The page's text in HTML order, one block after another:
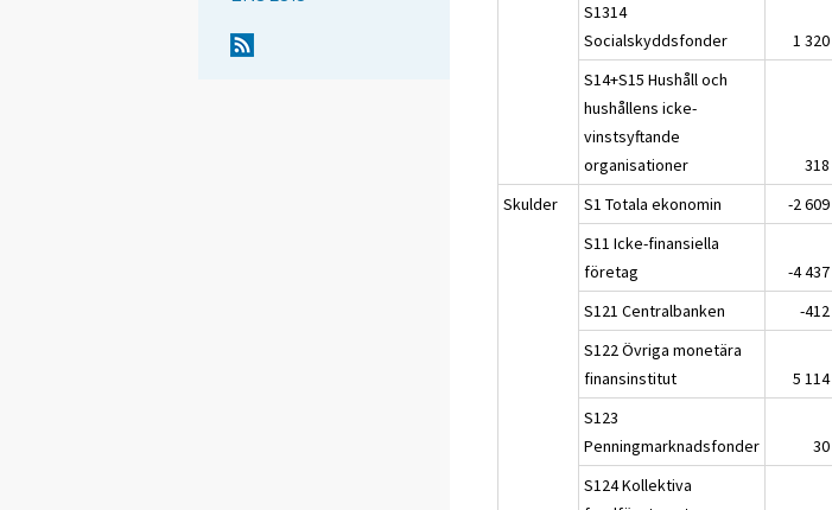
S1314
Socialskyddsfonder
1 320
S14+S15 Hushåll och
hushållens icke-
vinstsyftande
organisationer
318
Skulder
S1 Totala ekonomin -2 609
S11 Icke-finansiella
företag
-4 437
S121 Centralbanken
-412
S122 Övriga monetära
finansinstitut
5 114
S123
Penningmarknadsfonder
30
S124 Kollektiva